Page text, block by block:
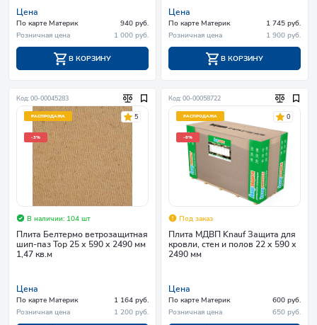
Цена
По карте Материк
940 руб.
Розничная цена
1 000 руб.
В КОРЗИНУ
Цена
По карте Материк
1 745 руб.
Розничная цена
1 900 руб.
В КОРЗИНУ
Код: 00-00045283
РАСПРОДАЖА
-3%
5
В наличии: 104 шт
Плита Белтермо ветрозащитная
шип-паз Тор 25 х 590 х 2490 мм
1,47 кв.м
Цена
По карте Материк
1 164 руб.
Розничная цена
1 200 руб.
Код: 00-00058722
РАСПРОДАЖА
-8%
0
Под заказ
Плита МДВП Knauf Защита для
кровли, стен и полов 22 х 590 х
2490 мм
Цена
По карте Материк
600 руб.
Розничная цена
650 руб.